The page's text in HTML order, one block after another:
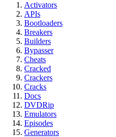
Activators
APIs
Bootloaders
Breakers
Builders
Bypasser
Cheats
Cracked
Crackers
Cracks
Docs
DVDRip
Emulators
Episodes
Generators